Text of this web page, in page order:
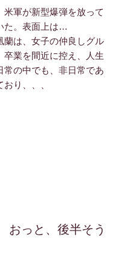
軍が新型爆弾を放って
た。表面上は…
蘭は、女子の仲良しグル
卒業を間近に控え、人生
の中でも、非日常であ
り、、、
っと、後半そう